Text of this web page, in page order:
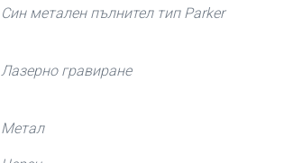
Син метален пълнител тип Parker
Лазерно гравиране
Метал